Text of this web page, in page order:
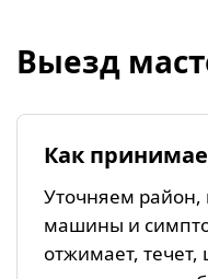
Выезд
Как
Уточняем район,
машины и
отжимает, течет,